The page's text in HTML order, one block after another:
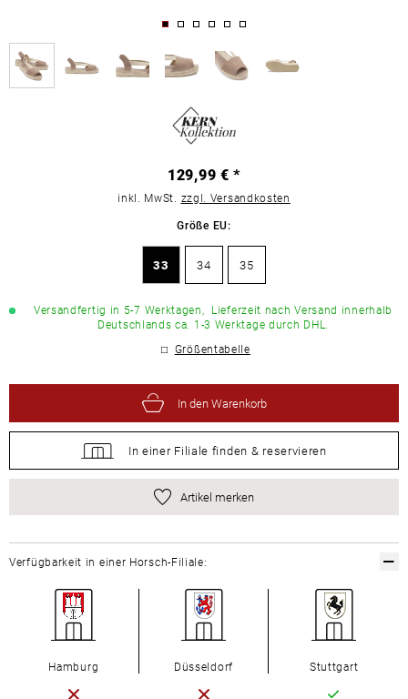
129,99 € *
inkl. MwSt. zzgl. Versandkosten
Größe EU:
33 34 35
Versandfertig in 5-7 Werktagen, Lieferzeit nach Versand innerhalb
Deutschlands ca. 1-3 Werktage durch DHL.
Größentabelle
In den Warenkorb
In einer Filiale finden & reservieren
Artikel merken
Verfügbarkeit in einer Horsch-Filiale:
Hamburg Düsseldorf Stuttgart